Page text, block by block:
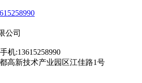
公司
机:13615258990
高新技术产业园区江佳路1号